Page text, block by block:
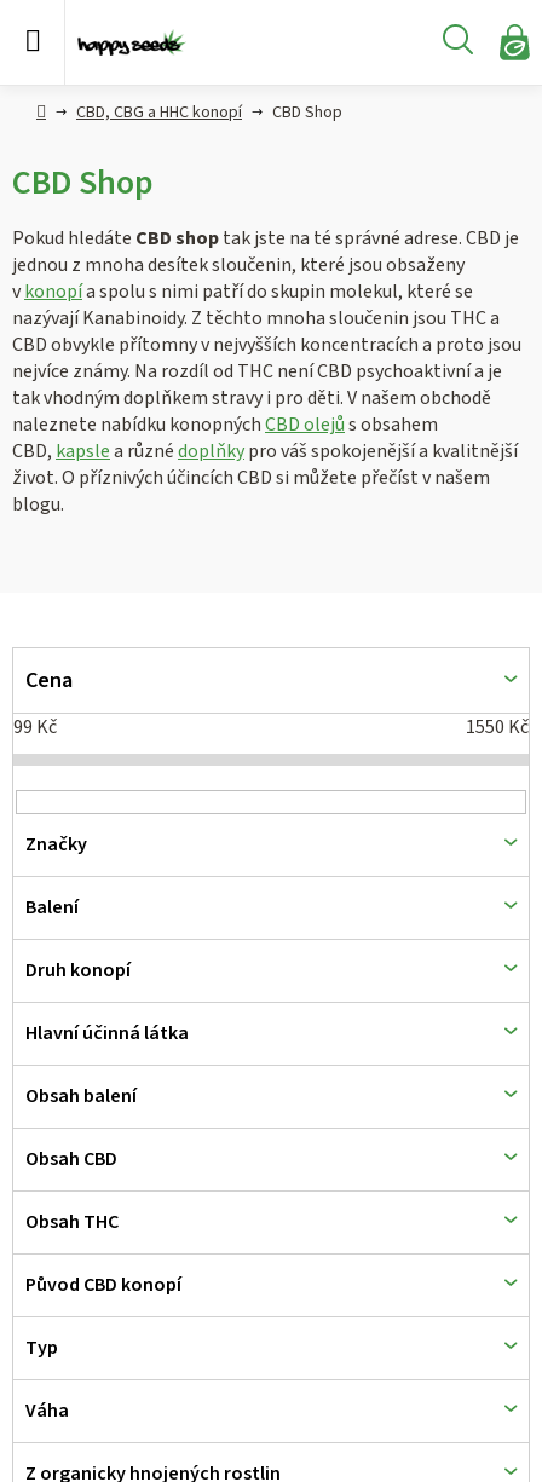
Hledat
Semena
CBD,
HHC
konopí
Konopné
produkty
Hašiš
Kratom
HlavníCBD, CBG a HHC konopí CBD Shop
CBD Shop
Pokud hledáte CBD shoptak jste na té správné adrese. CBD je
jednou z mnoha desítek sloučenin, které jsou obsaženy
vkonopía spolu s nimi patří do skupin molekul, které se
nazývají Kanabinoidy. Z těchto mnoha sloučenin jsou THC a
CBD obvykle přítomny v nejvyšších koncentracích a proto jsou
nejvíce známy. Na rozdíl od THC není CBD psychoaktivní a je
tak vhodným doplňkem stravy i pro děti. V našem obchodě
naleznete nabídku konopnýchCBD olejůs obsahem
CBD, kapslea různédoplňkypro váš spokojenější a kvalitnější
život. O příznivých účincích CBD si můžete přečíst v našem
blogu.
Cena
99 Kč 1550 Kč
Značky
Balení
Druh konopí
Hlavní účinná látka
Obsah balení
Obsah CBD
Obsah THC
Původ CBD konopí
Typ
Váha
Z organicky hnojených rostlin
V
p
i
s
p
r
o
d
u
k
t
ů